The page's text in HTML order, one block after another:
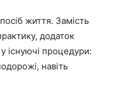
життя. Замість
додаток
існуючі процедури:
навіть